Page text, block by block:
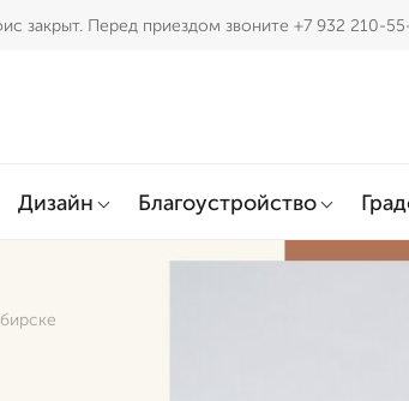
закрыт. Перед приездом звоните +7 932 210-
Дизайн Благоустройство